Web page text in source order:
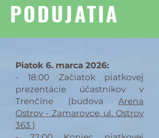
PODUJATIA
Piatok 6. marca 2026:
- 18:00 Začiatok piatkovej
prezentácie účastníkov v
Trenčíne (budova Arena
Ostrov - Zamarovce, ul. Ostrov
363 )